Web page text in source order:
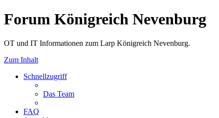
Forum Königreich Nevenburg
OT und IT Informationen zum Larp Königreich Nevenburg.
Zum Inhalt
Schnellzugriff
Das Team
FAQ